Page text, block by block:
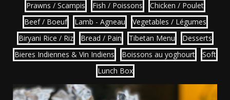
Prawns / Scampis
Fish / Poissons
Chicken / Poulet
Beef / Boeuf
Lamb - Agneau
Vegetables / Légumes
Biryani Rice / Riz
Bread / Pain Tibetan Menu
Desserts
Bieres Indiennes & Vin Indiens
Boissons au yoghourt
Soft
Lunch Box